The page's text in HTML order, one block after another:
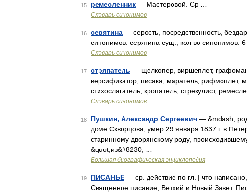
15 ремесленник — Мастеровой. Ср …
Словарь синонимов
16 серятина — серость, посредственность,
синонимов. серятина сущ., кол во синонимов: 6
Словарь синонимов
17 стряпатель — щелкопер, виршеплет,
версификатор, писака, маратель, рифмоплет,
стихослагатель, кропатель, стрекулист,
Словарь синонимов
18 Пушкин, Александр Сергеевич — &mdash;
доме Скворцова; умер 29 января 1837 г. в
старинному дворянскому роду,
&quot;из&#8230; …
Большая биографическая энциклопедия
19 ПИСАНЬЕ — ср. действие по гл. | что
Священное писание, Ветхий и Новый Завет.